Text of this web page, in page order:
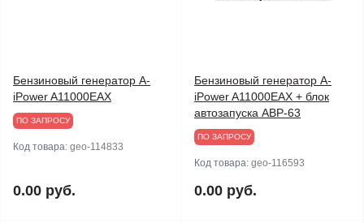
Бензиновый генератор A-
iPower A11000EAX
ПО ЗАПРОСУ
Код товара: geo-114833
0.00 руб.
Бензиновый генератор A-
iPower A11000EAX + блок
автозапуска АВР-63
ПО ЗАПРОСУ
Код товара: geo-116593
0.00 руб.